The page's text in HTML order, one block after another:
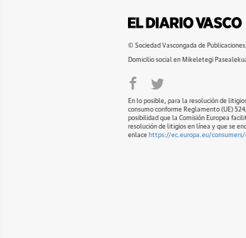
© Sociedad Vascongada de
Domicilio social en Mikeletegi
En lo posible, para la resolución de
consumo conforme Reglamento (UE)
posibilidad que la Comisión Europea
resolución de litigios en línea y que se
enlace https://ec.europa.eu/consumers/